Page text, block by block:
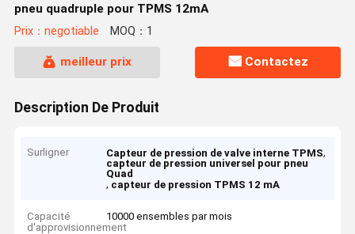
pneu quadruple pour TPMS 12mA
Prix：negotiable MOQ：1
meilleur prix Contactez
Description De Produit
Surligner Capteur de pression de valve interne TPMS,
capteur de pression universel pour pneu
Quad
, capteur de pression TPMS 12 mA
Capacité
d'approvisionnement
10000 ensembles par mois